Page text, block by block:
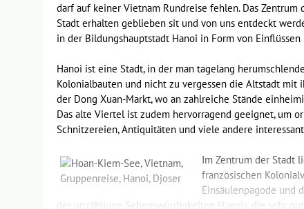
darf auf keiner Vietnam Rundreise fehlen. Das
Stadt erhalten geblieben sit und von uns entdeckt
in der Bildungshauptstadt Hanoi in Form von
Hanoi ist eine Stadt, in der man tagelang
Kolonialbauten und nicht zu vergessen die Altstadt mit
der Dong Xuan-Markt, wo an zahlreiche Stände
Das alte Viertel ist zudem hervorragend geeignet, um
Schnitzereien, Antiquitäten und viele andere
Im Zentrum der Stadt
französischen
Einsäulenpagode und
der unzähligen Sehenswürdigkeiten Hanois, die sehr